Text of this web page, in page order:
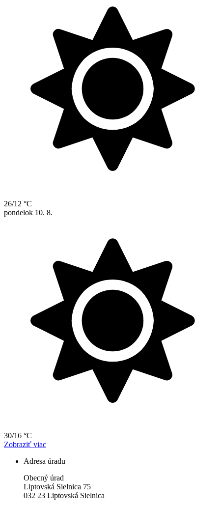
26/12 °C
pondelok 10. 8.
30/16 °C
Zobraziť viac
Adresa úradu
Obecný úrad
Liptovská Sielnica 75
032 23 Liptovská Sielnica